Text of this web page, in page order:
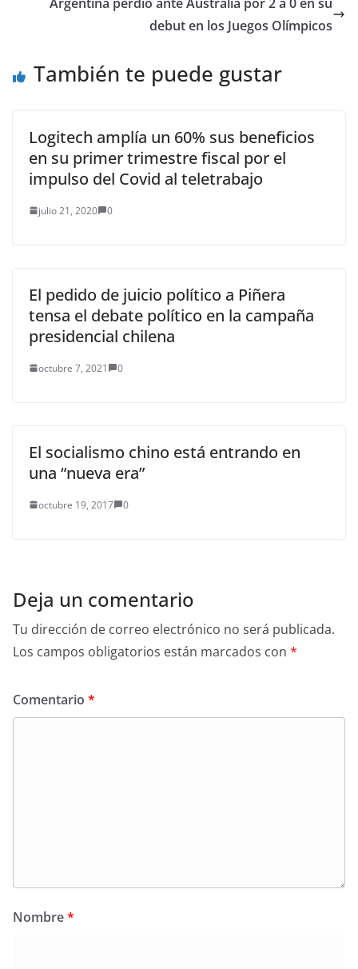
debut en los Juegos Olímpicos
También te puede gustar
Logitech amplía un 60% sus beneficios
en su primer trimestre fiscal por el
impulso del Covid al teletrabajo
julio 21, 2020 0
El pedido de juicio político a Piñera
tensa el debate político en la campaña
presidencial chilena
octubre 7, 2021 0
El socialismo chino está entrando en
una “nueva era”
octubre 19, 2017 0
Deja un comentario
Tu dirección de correo electrónico no será publicada.
Los campos obligatorios están marcados con *
Comentario *
Nombre*